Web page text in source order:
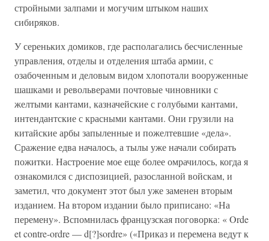
стройными залпами и могучим штыком наших
сибиряков.
У сереньких домиков, где располагались бесчисленные
управления, отделы и отделения штаба армии, с
озабоченным и деловым видом хлопотали вооруженные
шашками и револьверами почтовые чиновники с
желтыми кантами, казначейские с голубыми кантами,
интендантские с красными кантами. Они грузили на
китайские арбы запыленные и пожелтевшие «дела».
Сражение едва началось, а тылы уже начали собирать
пожитки. Настроение мое еще более омрачилось, когда я
ознакомился с диспозицией, разосланной войскам, и
заметил, что документ этот был уже заменен вторым
изданием. На втором издании было приписано: «На
перемену». Вспомнилась французская поговорка: « Orde
et contre-ordre — d[?]sordre» («Приказ и перемена ведут к